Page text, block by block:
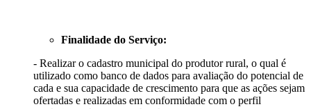
Finalidade do Serviço:
- Realizar o cadastro municipal do produtor rural, o qual é
utilizado como banco de dados para avaliação do potencial de
cada e sua capacidade de crescimento para que as ações sejam
ofertadas e realizadas em conformidade com o perfil